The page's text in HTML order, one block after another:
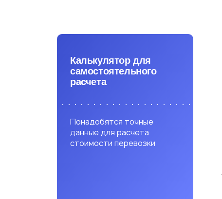
Калькулятор для
самостоятельного
расчета
Понадобятся точные
данные для расчета
стоимости перевозки